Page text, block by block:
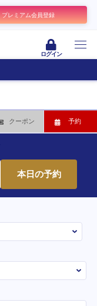
プレミアム会員登録
ログイン
クーポン 予約
本日の予約